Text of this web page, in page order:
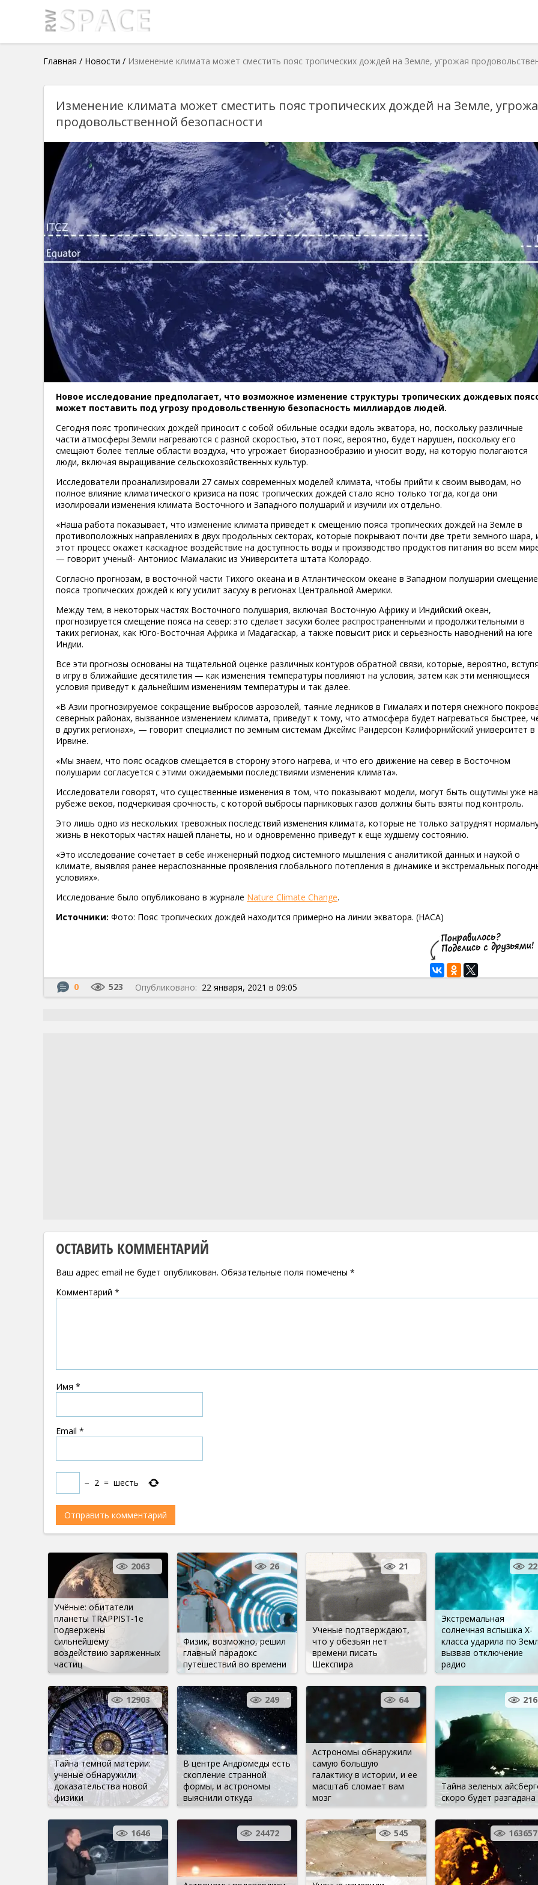
Главная / Новости / Изменение климата может сместить пояс тропических дождей на Земле, угрожая
Изменение климата может сместить пояс тропических дождей на Земле,
продовольственной безопасности
Новое исследование предполагает, что возможное изменение структуры тропических дождевых
может поставить под угрозу продовольственную безопасность миллиардов людей.
Сегодня пояс тропических дождей приносит с собой обильные осадки вдоль экватора, но, поскольку различные
части атмосферы Земли нагреваются с разной скоростью, этот пояс, вероятно, будет нарушен, поскольку его
смещают более теплые области воздуха, что угрожает биоразнообразию и уносит воду, на которую полагаются
люди, включая выращивание сельскохозяйственных культур.
Исследователи проанализировали 27 самых современных моделей климата, чтобы прийти к своим выводам, но
полное влияние климатического кризиса на пояс тропических дождей стало ясно только тогда, когда они
изолировали изменения климата Восточного и Западного полушарий и изучили их отдельно.
«Наша работа показывает, что изменение климата приведет к смещению пояса тропических дождей на Земле в
противоположных направлениях в двух продольных секторах, которые покрывают почти две трети земного шара,
этот процесс окажет каскадное воздействие на доступность воды и производство продуктов питания во всем
— говорит ученый- Антониос Мамалакис из Университета штата Колорадо.
Согласно прогнозам, в восточной части Тихого океана и в Атлантическом океане в Западном полушарии смещение
пояса тропических дождей к югу усилит засуху в регионах Центральной Америки.
Между тем, в некоторых частях Восточного полушария, включая Восточную Африку и Индийский океан,
прогнозируется смещение пояса на север: это сделает засухи более распространенными и продолжительными в
таких регионах, как Юго-Восточная Африка и Мадагаскар, а также повысит риск и серьезность наводнений на юге
Индии.
Все эти прогнозы основаны на тщательной оценке различных контуров обратной связи, которые, вероятно,
в игру в ближайшие десятилетия — как изменения температуры повлияют на условия, затем как эти меняющиеся
условия приведут к дальнейшим изменениям температуры и так далее.
«В Азии прогнозируемое сокращение выбросов аэрозолей, таяние ледников в Гималаях и потеря снежного
северных районах, вызванное изменением климата, приведут к тому, что атмосфера будет нагреваться быстрее,
в других регионах», — говорит специалист по земным системам Джеймс Рандерсон Калифорнийский университет в
Ирвине.
«Мы знаем, что пояс осадков смещается в сторону этого нагрева, и что его движение на север в Восточном
полушарии согласуется с этими ожидаемыми последствиями изменения климата».
Исследователи говорят, что существенные изменения в том, что показывают модели, могут быть ощутимы уже на
рубеже веков, подчеркивая срочность, с которой выбросы парниковых газов должны быть взяты под контроль.
Это лишь одно из нескольких тревожных последствий изменения климата, которые не только затруднят
жизнь в некоторых частях нашей планеты, но и одновременно приведут к еще худшему состоянию.
«Это исследование сочетает в себе инженерный подход системного мышления с аналитикой данных и наукой о
климате, выявляя ранее нераспознанные проявления глобального потепления в динамике и экстремальных
условиях».
Исследование было опубликовано в журнале Nature Climate Change.
Источники: Фото: Пояс тропических дождей находится примерно на линии экватора. (НАСА)
0 523 Опубликовано: 22 января, 2021 в 09:05
ОСТАВИТЬ КОММЕНТАРИЙ
Ваш адрес email не будет опубликован. Обязательные поля помечены *
Комментарий *
Имя *
Email *
− 2 = шесть
Учёные: обитатели
планеты TRAPPIST-1e
подвержены
сильнейшему
воздействию заряженных
частиц
2063
Физик, возможно, решил
главный парадокс
путешествий во времени
26
Ученые подтверждают,
что у обезьян нет
времени писать
Шекспира
21
Экстремальная
солнечная вспышка X-
класса ударила по
вызвав отключение
радио
22
Тайна темной материи:
ученые обнаружили
доказательства новой
физики
12903
В центре Андромеды есть
скопление странной
формы, и астрономы
выяснили откуда
249
Астрономы обнаружили
самую большую
галактику в истории, и ее
масштаб сломает вам
мозг
64
Тайна зеленых
скоро будет разгадана
216
1646 24472 545 163657